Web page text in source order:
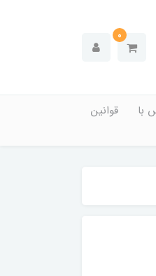
0
با
قوانین